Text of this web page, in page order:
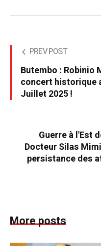
PREV POST
Butembo : Robinio
concert historique
Juillet 2025 !
Guerre à l'Est
Docteur Silas
persistance des
More posts